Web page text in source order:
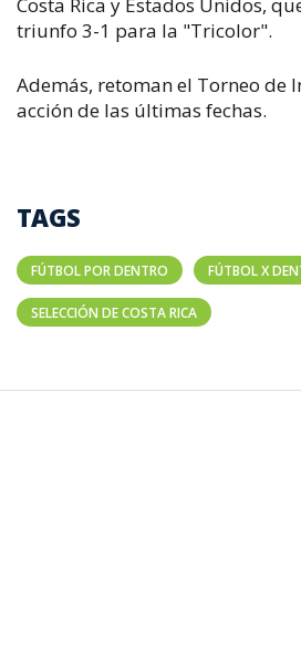
triunfo 3-1 para la "Tricolor".
Además, retoman el Torneo de
acción de las últimas fechas.
TAGS
FÚTBOL POR DENTRO FÚTBOL X
SELECCIÓN DE COSTA RICA